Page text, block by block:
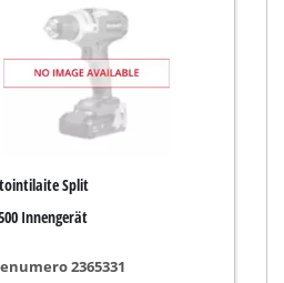
Split
Innengerät
2365331